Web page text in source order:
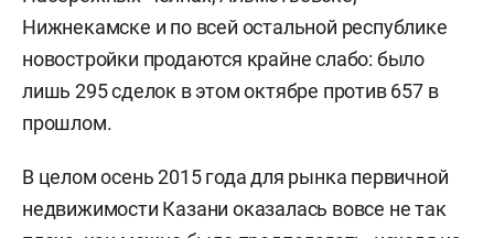
Нижнекамске и по всей остальной республике
новостройки продаются крайне слабо: было
лишь 295 сделок в этом октябре против 657 в
прошлом.
В целом осень 2015 года для рынка первичной
недвижимости Казани оказалась вовсе не так